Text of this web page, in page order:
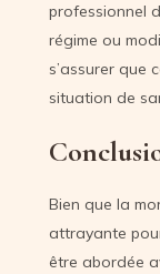
professionnel
régime ou
s’assurer que
situation de
Bien que la
attrayante
être abordée